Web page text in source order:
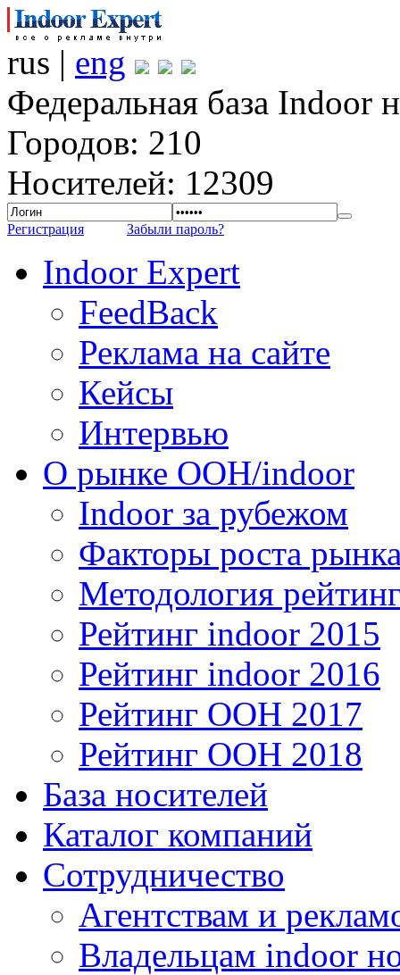
rus | eng
Федеральная база Indoor
Городов: 210
Носителей: 12309
Регистрация Забыли пароль?
Indoor Expert
FeedBack
Реклама на сайте
Кейсы
Интервью
О рынке OOH/indoor
Indoor за рубежом
Факторы роста
Методология
Рейтинг indoor 2015
Рейтинг indoor 2016
Рейтинг OOH 2017
Рейтинг OOH 2018
База носителей
Каталог компаний
Сотрудничество
Агентствам и
Владельцам indoor